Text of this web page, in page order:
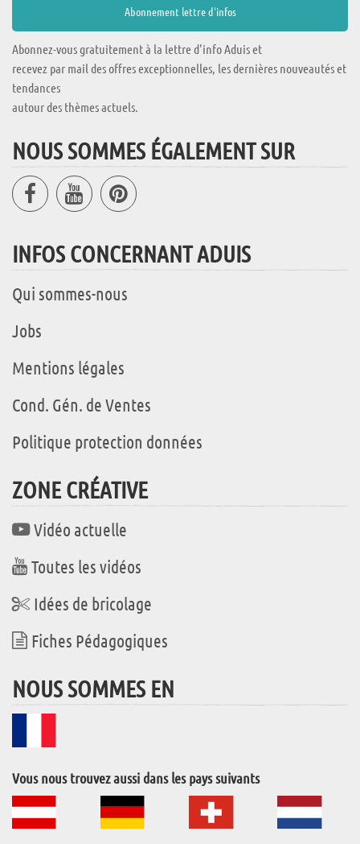
Abonnez-vous gratuitement à la lettre d'info Aduis et
recevez par mail des offres exceptionnelles, les dernières nouveautés et
tendances
autour des thèmes actuels.
NOUS SOMMES ÉGALEMENT SUR
INFOS CONCERNANT ADUIS
Qui sommes-nous
Jobs
Mentions légales
Cond. Gén. de Ventes
Politique protection données
ZONE CRÉATIVE
Vidéo actuelle
Toutes les vidéos
Idées de bricolage
Fiches Pédagogiques
NOUS SOMMES EN
Vous nous trouvez aussi dans les pays suivants